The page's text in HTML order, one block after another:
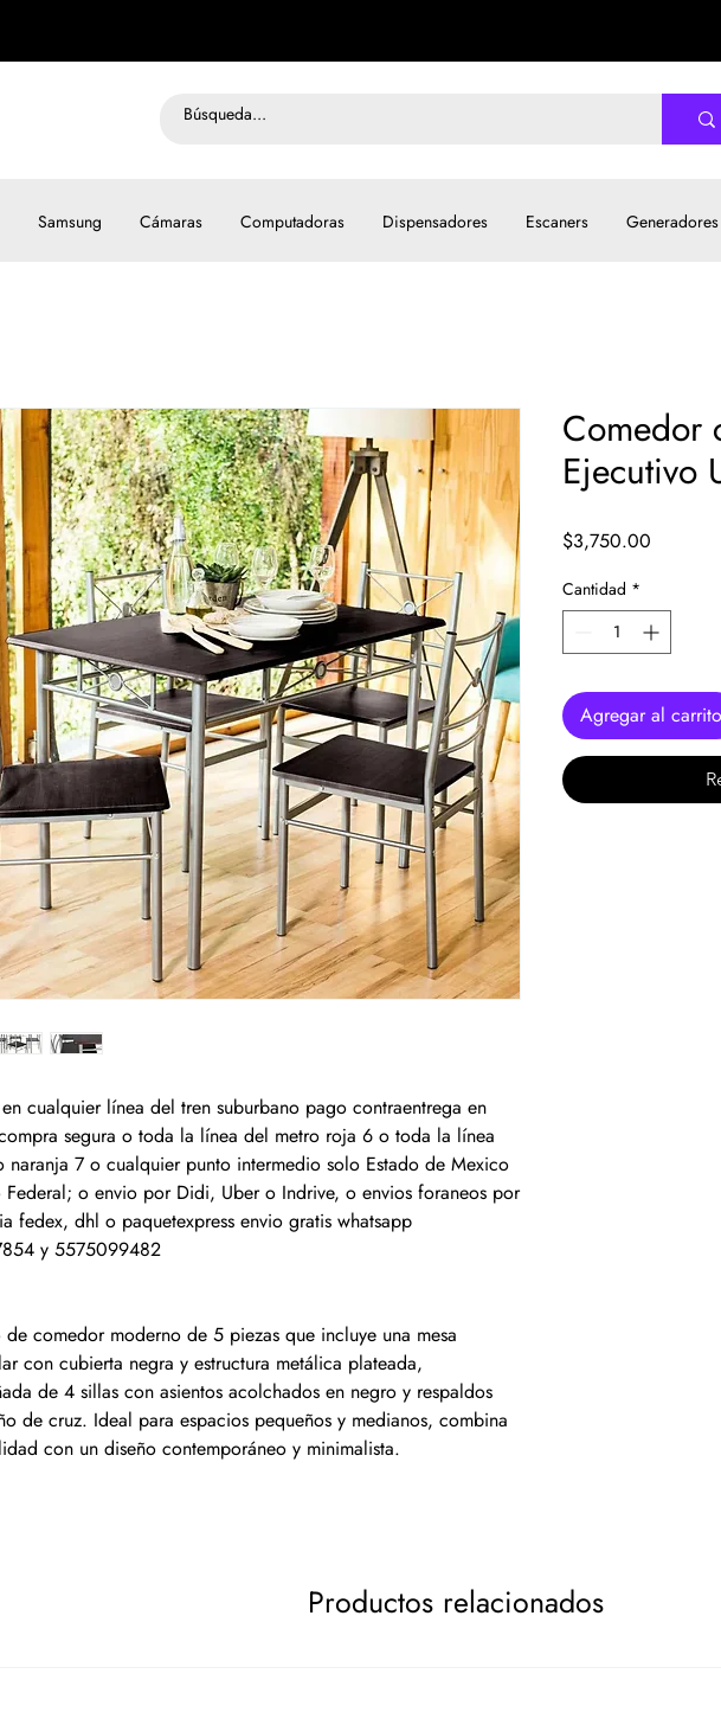
Samsung Cámaras Computadoras Dispensadores Escaners Generadores
en cualquier línea del tren suburbano pago contraentrega en
segura o toda la línea del metro roja 6 o toda la línea
naranja 7 o cualquier punto intermedio solo Estado de Mexico
Federal; o envio por Didi, Uber o Indrive, o envios foraneos por
fedex, dhl o paquetexpress envio gratis whatsapp
y 5575099482
de comedor moderno de 5 piezas que incluye una mesa
con cubierta negra y estructura metálica plateada,
de 4 sillas con asientos acolchados en negro y respaldos
de cruz. Ideal para espacios pequeños y medianos, combina
con un diseño contemporáneo y minimalista.
Comedor
Ejecutivo
$3,750.00
Cantidad *
Agregar al carrito
Productos relacionados